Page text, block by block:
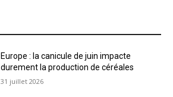
Europe : la canicule de juin impacte
durement la production de céréales
31 juillet 2026